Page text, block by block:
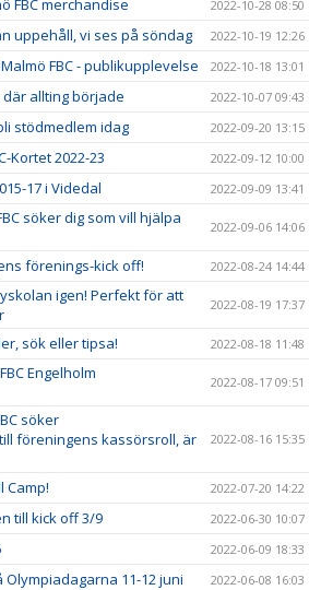
FBC merchandise 2022-10-28 08:50
uppehåll, vi ses på söndag 2022-10-19 12:26
FBC - publikupplevelse 2022-10-18 13:01
allting började 2022-10-07 09:43
stödmedlem idag 2022-09-20 13:15
Kortet 2022-23 2022-09-12 10:00
17 i Videdal 2022-09-09 13:41
söker dig som vill hjälpa
2022-09-06 14:06
förenings-kick off! 2022-08-24 14:44
igen! Perfekt för att
2022-08-19 17:37
sök eller tipsa! 2022-08-18 11:48
Engelholm
2022-08-17 09:51
söker
föreningens kassörsroll, är
2022-08-16 15:35
Camp! 2022-07-20 14:22
till kick off 3/9 2022-06-30 10:07
2022-06-09 18:33
Olympiadagarna 11-12 juni 2022-06-08 16:03